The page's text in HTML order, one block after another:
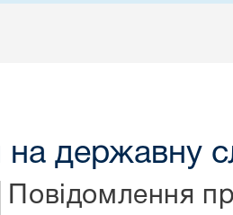
на державну
Повідомлення